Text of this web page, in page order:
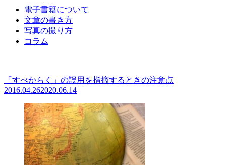
電子書籍について
文章の書き方
写真の撮り方
コラム
「すべからく」の誤用を指摘するときの注意点
2016.04.262020.06.14